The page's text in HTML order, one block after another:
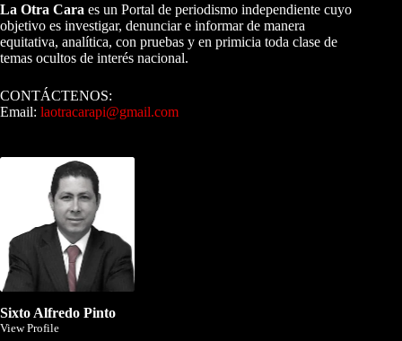
La Otra Cara es un Portal de periodismo independiente cuyo
objetivo es investigar, denunciar e informar de manera
equitativa, analítica, con pruebas y en primicia toda clase de
temas ocultos de interés nacional.
CONTÁCTENOS:
Email: laotracarapi@gmail.com
Sixto Alfredo Pinto
View Profile